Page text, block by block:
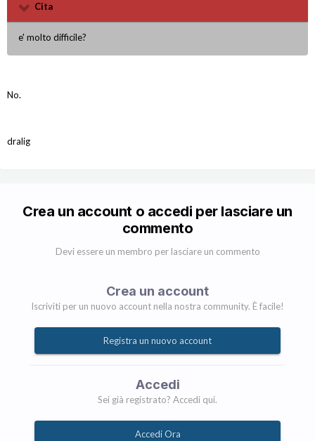
Cita
e' molto difficile?
No.
dralig
Crea un account o accedi per lasciare un
commento
Devi essere un membro per lasciare un commento
Crea un account
Iscriviti per un nuovo account nella nostra community. È facile!
Registra un nuovo account
Accedi
Sei già registrato? Accedi qui.
Accedi Ora